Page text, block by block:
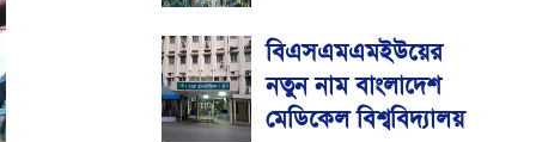
বিএসএমএমইউয়ের
নতুন নাম বাংলাদেশ
মেডিকেল বিশ্ববিদ্যালয়